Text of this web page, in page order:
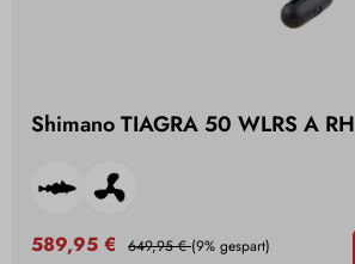
Shimano TIAGRA 50 WLRS A RH
589,95 € 649,95 €(9% gespart)